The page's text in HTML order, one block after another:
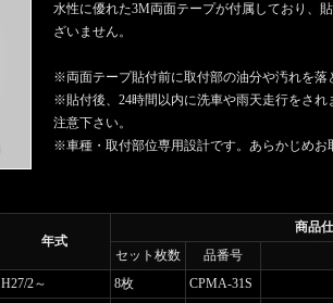
水性に優れた3M両面テープが付属しており、
ざいません。
※両面テープ貼付前に取付部の油分や汚れを落
※貼付後、24時間以内に洗車や雨天走行をさ
注意下さい。
※車種・取付部位専用設計です。あらかじめお
年式
商品
セット枚数
品番号
H27/2～ 8枚
CPMA-31S